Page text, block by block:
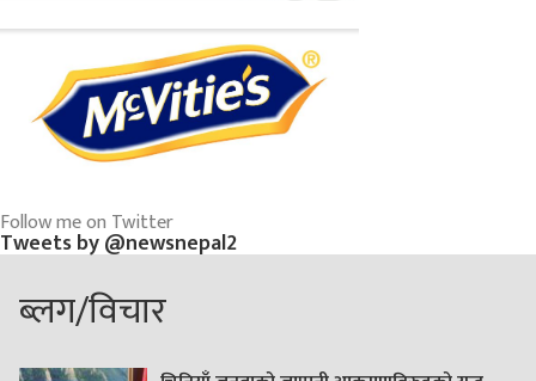
Follow me on Twitter
Tweets by @newsnepal2
ब्लग/विचार